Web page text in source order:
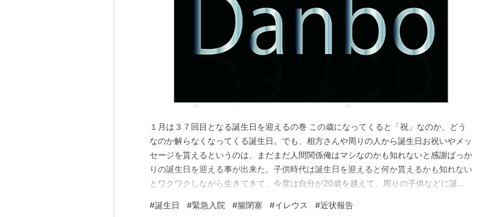
１月は３７回目となる誕生日を迎えるの巻 この歳になってくると「祝」なのか、どう
なのか解らなくなってくる誕生日。でも、相方さんや周りの人から誕生日お祝いやメッ
セージを貰えるというのは、まだまだ人間関係俺はマシなのかも知れないと感謝ばっか
りの誕生日を迎える事が出来た。子供時代は誕生日を迎えると何か貰えるかも知れない
とワクワクしながら生きてきて、今度は自分が20歳を越えて、周りの子供などに誕生
な」と思うようになってきた。 その子たちが「家の近くにあんな、おっちゃんいた
#誕生日 #緊急入院 #腸閉塞 #イレウス #近状報告